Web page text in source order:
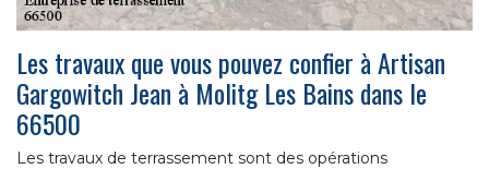
Les travaux que vous pouvez confier à Artisan
Gargowitch Jean à Molitg Les Bains dans le
66500
Les travaux de terrassement sont des opérations